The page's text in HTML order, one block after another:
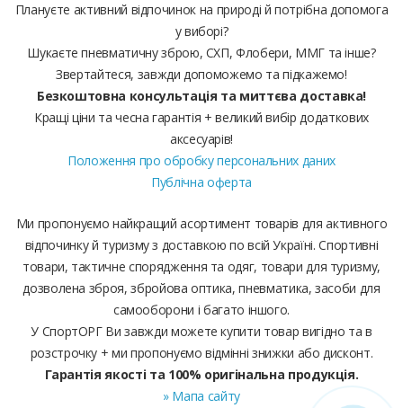
Плануєте активний відпочинок на природі й потрібна допомога
у виборі?
Шукаєте пневматичну зброю, СХП, Флобери, ММГ та інше?
Звертайтеся, завжди допоможемо та підкажемо!
Безкоштовна консультація та миттєва доставка!
Кращі ціни та чесна гарантія + великий вибір додаткових
аксесуарів!
Положення про обробку персональних даних
Публічна оферта
Ми пропонуємо найкращий асортимент товарів для активного
відпочинку й туризму з доставкою по всій Україні. Спортивні
товари, тактичне спорядження та одяг, товари для туризму,
дозволена зброя, збройова оптика, пневматика, засоби для
самооборони і багато іншого.
У СпортОРГ Ви завжди можете купити товар вигідно та в
розстрочку + ми пропонуємо відмінні знижки або дисконт.
Гарантія якості та 100% оригінальна продукція.
» Мапа сайту